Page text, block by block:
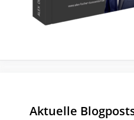
Aktuelle